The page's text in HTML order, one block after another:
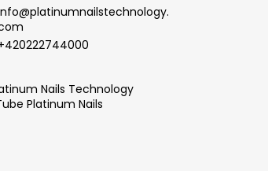
@platinumnailstechnology.
Nails Technology
Platinum Nails